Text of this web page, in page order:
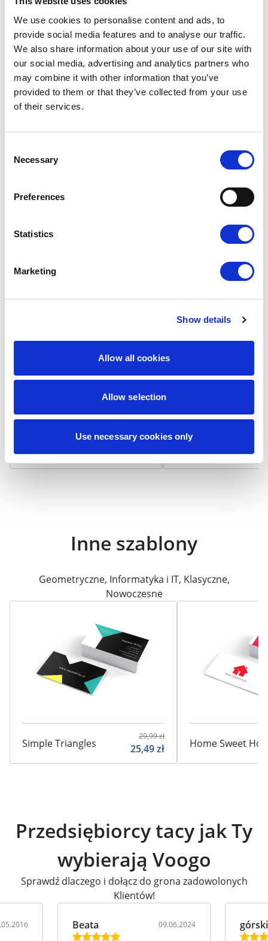
We use cookies to personalise content and ads, to
provide social media features and to analyse our traffic.
We also share information about your use of our site with
our social media, advertising and analytics partners who
may combine it with other information that you’ve
provided to them or that they’ve collected from your use
of their services.
Selection
Necessary
Preferences
Statistics
Marketing
Show details
Allow all cookies
Allow selection
Use necessary cookies only
Dopasuj wykończenie do
swojego projektu
Możesz dobrać do projektu matowe lub błyszczące
Laminat matowy
Wizytówka na papierze 300
który niweluje odbicia światła i
powierzchnię. Dodatkowo
zabrudzeniami.
Laminat
laminatem, który odbija
bardziej odporna na
zabrudzenia i
żywotność.
Inne szablony
Geometryczne, Informatyka i IT, Klasyczne,
Nowoczesne
Simple Triangles
29,99zł
25,49zł Home Sweet
Przedsiębiorcy tacy jak Ty
wybierają Voogo
Sprawdź dlaczego i dołącz do grona zadowolonych
Klientów!
Beata 09.06.2024 górski